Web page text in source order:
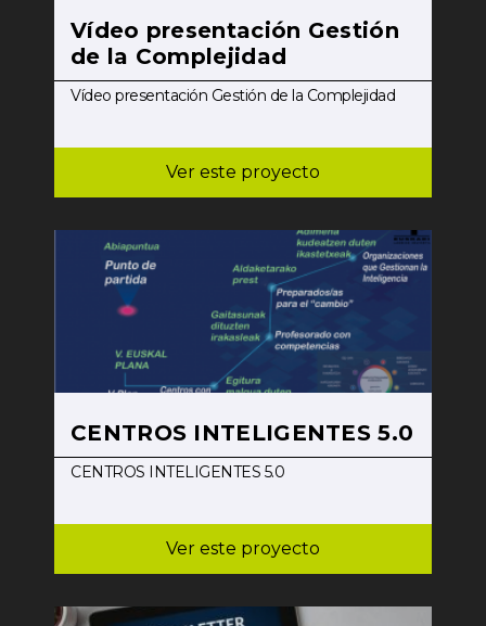
Vídeo presentación Gestión
de la Complejidad
Vídeo presentación Gestión de la Complejidad
Ver este proyecto
CENTROS INTELIGENTES 5.0
CENTROS INTELIGENTES 5.0
Ver este proyecto